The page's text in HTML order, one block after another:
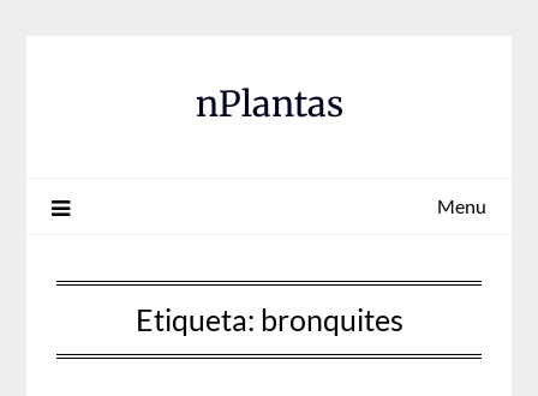
nPlantas
Menu
Etiqueta: bronquites